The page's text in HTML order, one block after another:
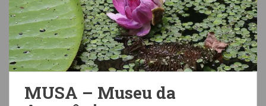
MUSA – Museu da